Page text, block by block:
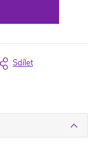
Sdílet